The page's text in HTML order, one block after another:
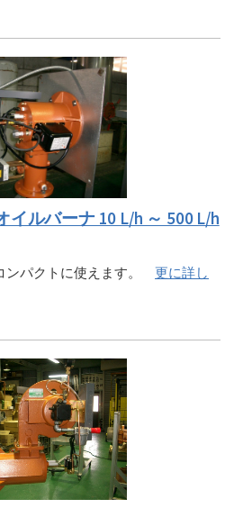
イルバーナ 10 L/h ～ 500 L/h
ンパクトに使えます。 更に詳し